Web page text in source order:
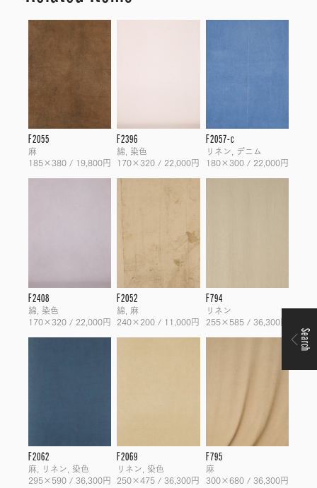
F2055
麻
185×380 / 19,800円
F2396
綿, 染色
170×320 / 22,000円
F2057-c
リネン, デニム
180×300 / 22,000円
F2408
綿, 染色
170×320 / 22,000円
F2052
綿, 麻
240×200 / 11,000円
F794
リネン
255×585 / 36,300円
F2062
麻, リネン, 染色
295×590 / 36,300円
F2069
リネン, 染色
250×475 / 36,300円
F795
麻
300×680 / 36,300円
Search